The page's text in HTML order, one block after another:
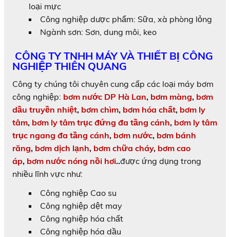
loại mực
Công nghiệp dược phẩm: Sữa, xà phòng lỏng
Ngành sơn: Sơn, dung môi, keo
CÔNG TY TNHH MÁY VÀ THIẾT BỊ CÔNG
NGHIỆP THIÊN QUANG
Công ty chúng tôi chuyên cung cấp các loại máy bơm
công nghiệp: bơm nước DP Hà Lan, bơm màng, bơm
dầu truyền nhiệt, bơm chìm, bơm hóa chất, bơm ly
tâm, bơm ly tâm trục đứng đa tầng cánh, bơm ly tâm
trục ngang đa tầng cánh, bơm nước, bơm bánh
răng, bơm dịch lạnh, bơm chữa cháy, bơm cao
áp, bơm nước nóng nồi hơi..được ứng dụng trong
nhiều lĩnh vực như:
Công nghiệp Cao su
Công nghiệp dệt may
Công nghiệp hóa chất
Công nghiệp hóa dầu